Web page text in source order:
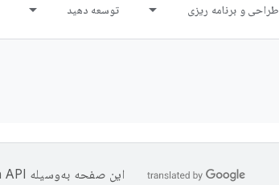
طراحی و برنامه ریزی توسعه دهید
این صفحه به‌وسیله